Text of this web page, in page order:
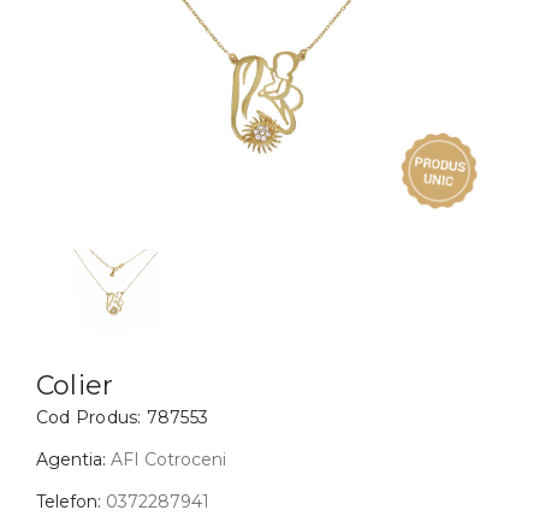
BIJUTERII COPII
Cercei
Bratari
Coliere
Lanturi
Colier
Cod Produs: 787553
Agentia: AFI Cotroceni
Telefon: 0372287941